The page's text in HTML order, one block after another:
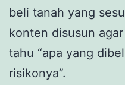
beli tanah yang
konten disusun
tahu “apa yang
risikonya”.